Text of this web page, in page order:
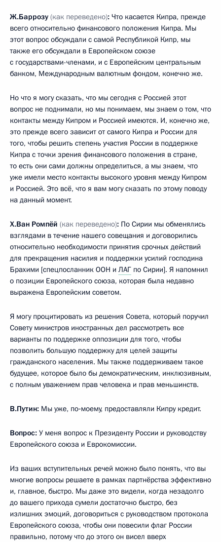
Ж.Баррозу (как переведено): Что касается Кипра, прежде
всего относительно финансового положения Кипра. Мы
этот вопрос обсуждали с самой Республикой Кипр, мы
также его обсуждали в Европейском союзе
с государствами-членами, и с Европейским центральным
банком, Международным валютным фондом, конечно же.
Но что я могу сказать, что мы сегодня с Россией этот
вопрос не поднимали, но мы понимаем, мы знаем о том, что
контакты между Кипром и Россией имеются. И, конечно же,
это прежде всего зависит от самого Кипра и России для
того, чтобы решить степень участия России в поддержке
Кипра с точки зрения финансового положения в стране,
то есть они сами должны определиться, а мы знаем, что
уже имели место контакты высокого уровня между Кипром
и Россией. Это всё, что я вам могу сказать по этому поводу
на данный момент.
Х.Ван Ромпёй (как переведено): По Сирии мы обменялись
взглядами в течение нашего совещания и договорились
относительно необходимости принятия срочных действий
для прекращения насилия и поддержки усилий господина
Брахими [спецпосланник ООН и ЛАГ по Сирии]. Я напомнил
о позиции Европейского союза, которая была недавно
выражена Европейским советом.
Я могу процитировать из решения Совета, который поручил
Совету министров иностранных дел рассмотреть все
варианты по поддержке оппозиции для того, чтобы
позволить большую поддержку для целей защиты
гражданского населения. Мы также поддерживаем такое
будущее, которое было бы демократическим, инклюзивным,
с полным уважением прав человека и прав меньшинств.
В.Путин: Мы уже, по‑моему, предоставляли Кипру кредит.
Вопрос: У меня вопрос к Президенту России и руководству
Европейского союза и Еврокомиссии.
Из ваших вступительных речей можно было понять, что вы
многие вопросы решаете в рамках партнёрства эффективно
и, главное, быстро. Мы даже это видели, когда незадолго
до вашего прихода сумели достаточно быстро, без
излишних эмоций, договориться с руководством протокола
Европейского союза, чтобы они повесили флаг России
правильно, потому что до этого он висел вверх